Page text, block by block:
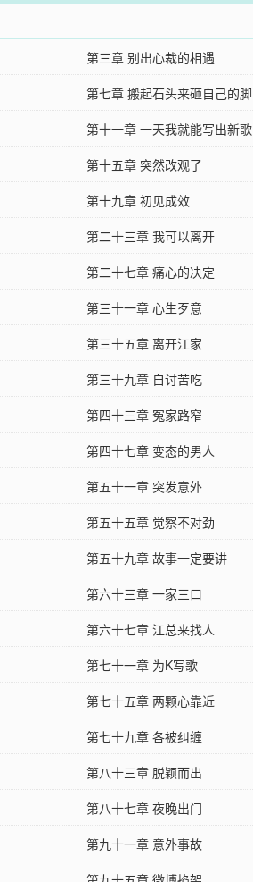
第三章 别出心裁的相遇
第七章 搬起石头来砸自己的脚
第十一章 一天我就能写出新歌
第十五章 突然改观了
第十九章 初见成效
第二十三章 我可以离开
第二十七章 痛心的决定
第三十一章 心生歹意
第三十五章 离开江家
第三十九章 自讨苦吃
第四十三章 冤家路窄
第四十七章 变态的男人
第五十一章 突发意外
第五十五章 觉察不对劲
第五十九章 故事一定要讲
第六十三章 一家三口
第六十七章 江总来找人
第七十一章 为K写歌
第七十五章 两颗心靠近
第七十九章 各被纠缠
第八十三章 脱颖而出
第八十七章 夜晚出门
第九十一章 意外事故